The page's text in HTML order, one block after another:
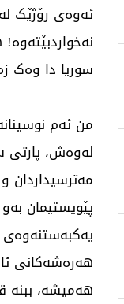
ئەوەی رۆژێک
سوریا دا وەک
من ئەم
لەوەش،
مەترسیداردان
پێویستیمان
هەرەشەکانی
هەمیشە، ببنە